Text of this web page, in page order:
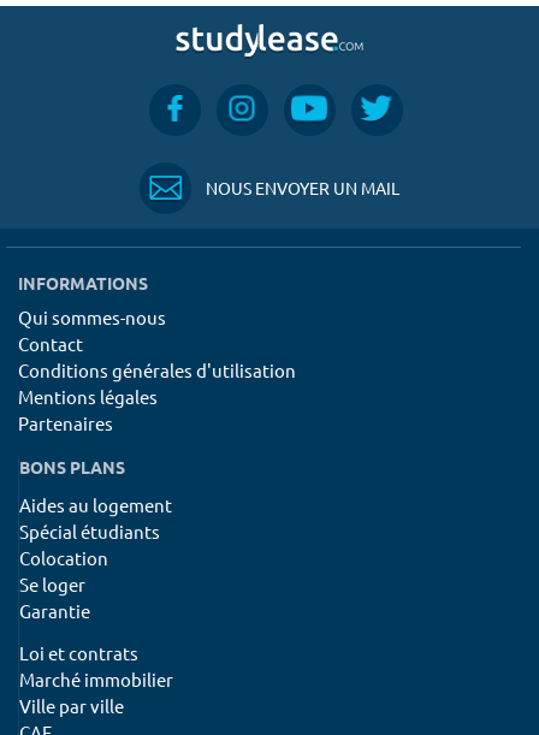
NOUS ENVOYER UN MAIL
INFORMATIONS
Qui sommes-nous
Contact
Conditions générales d'utilisation
Mentions légales
Partenaires
BONS PLANS
Aides au logement
Spécial étudiants
Colocation
Se loger
Garantie
Loi et contrats
Marché immobilier
Ville par ville